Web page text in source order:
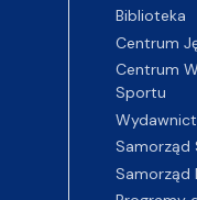
Biblioteka
Centrum
Centrum
Sportu
Samorząd